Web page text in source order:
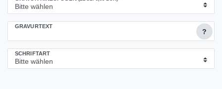
GRAVURTEXT
?
SCHRIFTART